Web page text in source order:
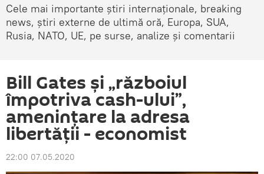
Cele mai importante știri internaționale, breaking
news, știri externe de ultimă oră, Europa, SUA,
Rusia, NATO, UE, pe surse, analize și comentarii
Bill Gates și „războiul
împotriva cash-ului”,
amenințare la adresa
libertății - economist
22:00 07.05.2020